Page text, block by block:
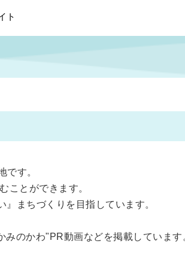
ト
です。
ことができます。
まちづくりを目指しています。
のかわ"PR動画などを掲載しています